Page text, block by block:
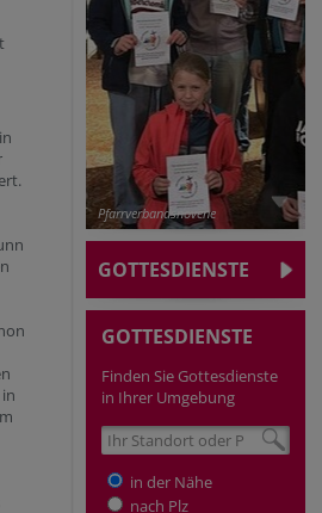
Pfarrverbandsnovene
GOTTESDIENSTE
GOTTESDIENSTE
Finden Sie Gottesdienste
in Ihrer Umgebung
in der Nähe
nach Plz